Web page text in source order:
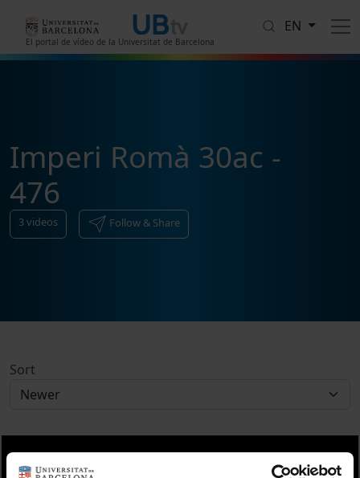
El portal de vídeo de la Universitat de Barcelona
EN
Imperi Romà 30ac -
476
3videos Follow & Share
Sort